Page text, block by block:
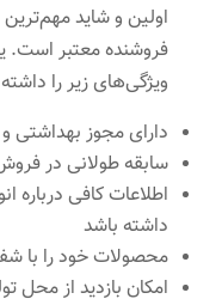
اولین و شاید
فروشنده معتبر است.
ویژگی‌های زیر را
دارای مجوز
سابقه طولانی در
اطلاعات کافی
داشته باشد
محصولات خود را با
امکان بازدید از محل